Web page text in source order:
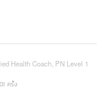
Health Coach, PN Level 1
ครั้ง